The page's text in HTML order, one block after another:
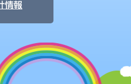
情報